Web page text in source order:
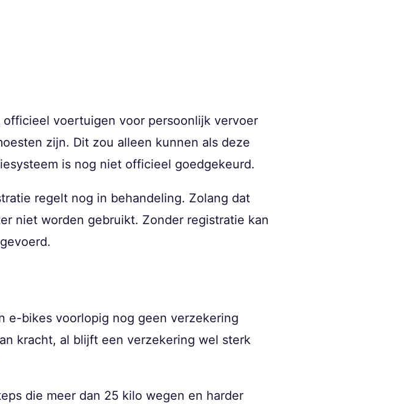
voertuigen voor persoonlijk vervoer
zijn. Dit zou alleen kunnen als deze
is nog niet officieel goedgekeurd.
regelt nog in behandeling. Zolang dat
niet worden gebruikt. Zonder registratie kan
e-bikes voorlopig nog geen verzekering
kracht, al blijft een verzekering wel sterk
die meer dan 25 kilo wegen en harder